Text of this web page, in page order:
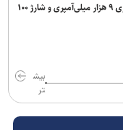
آیکو نئو ۱۱S با باتری ۹ هزار میلی‌آمپری و شارژ ۱۰۰
بیش
تر